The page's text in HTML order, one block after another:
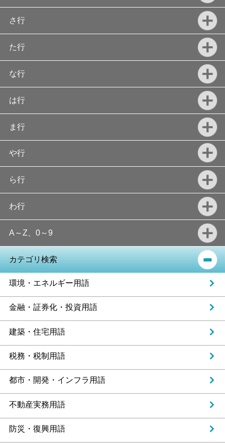
さ行
た行
な行
は行
ま行
や行
ら行
わ行
A～Z、0～9
カテゴリ検索
環境・エネルギー用語
金融・証券化・投資用語
建築・住宅用語
税務・税制用語
都市・開発・インフラ用語
不動産実務用語
防災・復興用語